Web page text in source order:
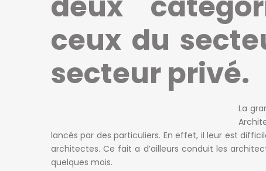
ceux du
secteur privé.
La
lancés par des particuliers. En effet, il leur est
architectes. Ce fait a d’ailleurs conduit les
quelques mois.